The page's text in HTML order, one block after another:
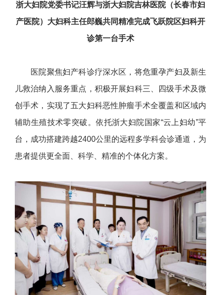
浙大妇院党委书记汪辉与浙大妇院吉林医院（长春市妇
产医院）大妇科主任郎巍共同精准完成飞跃院区妇科开
诊第一台手术
医院聚焦妇产科诊疗深水区，将危重孕产妇及新生
儿救治纳入服务重点，积极开展妇科三、四级手术及微
创手术，实现了五大妇科恶性肿瘤手术全覆盖和区域内
辅助生殖技术零突破。依托浙大妇院国家“云上妇幼”平
台，成功搭建跨越2400公里的远程多学科会诊通道，为
患者提供更全面、科学、精准的个体化方案。